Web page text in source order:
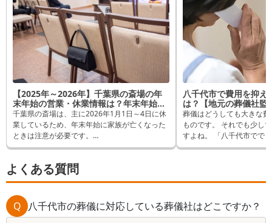
【2025年～2026年】千葉県の斎場の年
末年始の営業・休業情報は？年末年始に
身内が亡くなったときの注意点も解説
千葉県の斎場は、主に2026年1月1日～4日に休
業しているため、年末年始に家族が亡くなった
ときは注意が必要です。
この記事では、
・年末年始に身内が亡くなったときの注意点
・年末年始の葬儀に対応している葬儀社
年末年始に家族が亡くなり不安な方は、注意点
を把握しておくと落ち着いて対応できるでしょ
八千代市で費用を抑え
は？【地元の葬儀社監
葬儀はどうしても大きな
ものです。 それでも少し
すよね。 「八千代市でできるだけ費用を抑えて
葬儀を行いたい」 「費用
代市に密着した葬儀社に
聞いてみました。
よくある質問
Q 八千代市の葬儀に対応している葬儀社はどこですか？